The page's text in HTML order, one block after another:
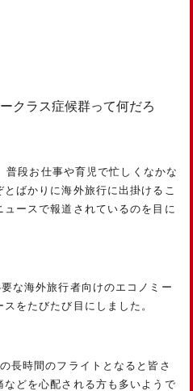
クラス症候群って何だろ
段お仕事や育児で忙しくなかな
ばかりに海外旅行に出掛けるこ
ースで報道されているのを目に
な海外旅行者向けのエコノミー
をたびたび目にしました。
長時間のフライトとなると皆さ
どを心配される方も多いようで